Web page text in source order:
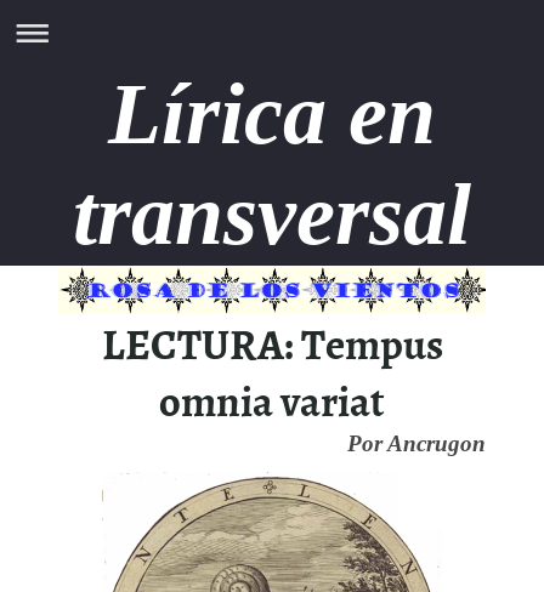
Lírica en
transversal
LECTURA: Tempus
omnia variat
Por Ancrugon